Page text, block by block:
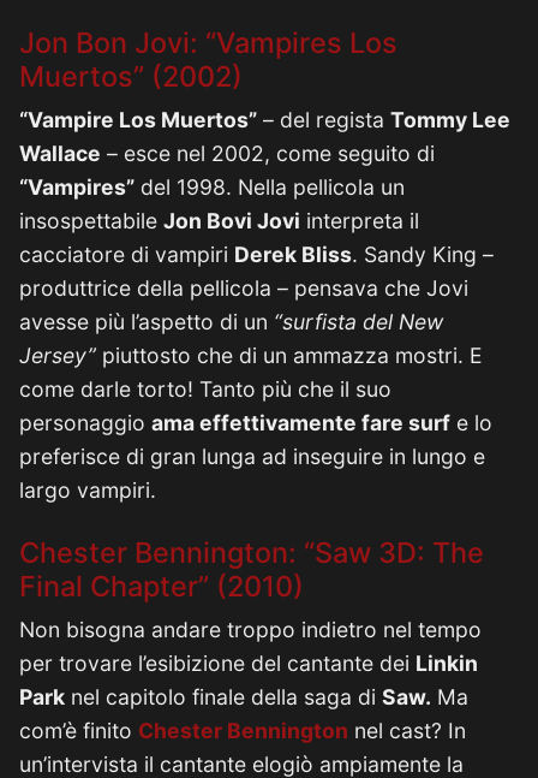
Jon Bon Jovi: “Vampires Los
Muertos” (2002)
“Vampire Los Muertos” – del regista Tommy Lee
Wallace – esce nel 2002, come seguito di
“Vampires” del 1998. Nella pellicola un
insospettabile Jon Bovi Jovi interpreta il
cacciatore di vampiri Derek Bliss. Sandy King –
produttrice della pellicola – pensava che Jovi
avesse più l’aspetto di un “surfista del New
Jersey” piuttosto che di un ammazza mostri. E
come darle torto! Tanto più che il suo
personaggio ama effettivamente fare surf e lo
preferisce di gran lunga ad inseguire in lungo e
largo vampiri.
Chester Bennington: “Saw 3D: The
Final Chapter” (2010)
Non bisogna andare troppo indietro nel tempo
per trovare l’esibizione del cantante dei Linkin
Park nel capitolo finale della saga di Saw. Ma
com’è finito Chester Bennington nel cast? In
un’intervista il cantante elogiò ampiamente la